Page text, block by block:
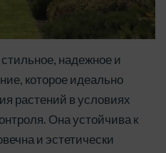
надежное и
которое идеально
растений в условиях
Она устойчива к
и эстетически